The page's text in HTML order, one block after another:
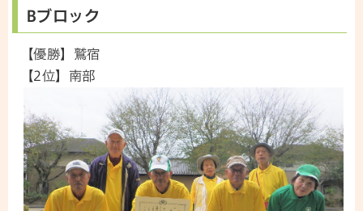
Bブロック
【優勝】鷲宿
【2位】南部